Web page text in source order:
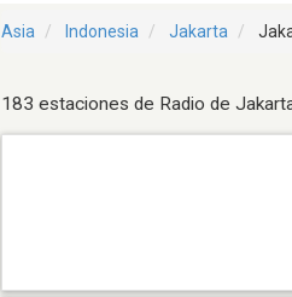
Asia Indonesia Jakarta
183 estaciones de Radio de